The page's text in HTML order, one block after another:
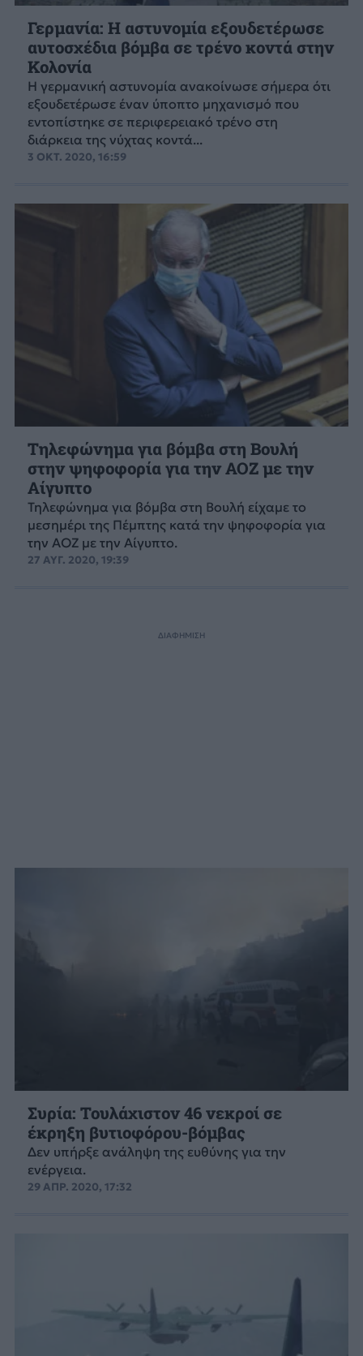
Γερμανία: Η αστυνομία εξουδετέρωσε
αυτοσχέδια βόμβα σε τρένο κοντά στην
Κολονία
Η γερμανική αστυνομία ανακοίνωσε σήμερα ότι
εξουδετέρωσε έναν ύποπτο μηχανισμό που
εντοπίστηκε σε περιφερειακό τρένο στη
διάρκεια της νύχτας κοντά...
3 ΟΚΤ. 2020, 16:59
Τηλεφώνημα για βόμβα στη Βουλή
στην ψηφοφορία για την ΑΟΖ με την
Αίγυπτο
Τηλεφώνημα για βόμβα στη Βουλή είχαμε το
μεσημέρι της Πέμπτης κατά την ψηφοφορία για
την ΑΟΖ με την Αίγυπτο.
27 ΑΥΓ. 2020, 19:39
Συρία: Τουλάχιστον 46 νεκροί σε
έκρηξη βυτιοφόρου-βόμβας
Δεν υπήρξε ανάληψη της ευθύνης για την
ενέργεια.
29 ΑΠΡ. 2020, 17:32
ΔΙΑΦΗΜΙΣΗ